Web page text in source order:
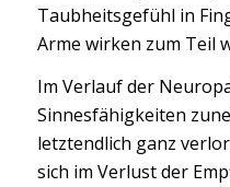
Taubheitsgefühl in
Arme wirken zum Teil
Im Verlauf der
Sinnesfähigkeiten
letztendlich ganz
sich im Verlust der